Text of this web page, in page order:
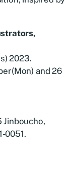
2023.
and 26
Jinboucho,
0051.